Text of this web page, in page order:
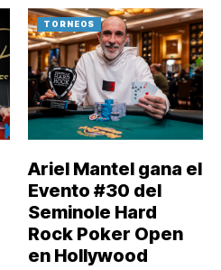
TORNEOS
Ariel Mantel gana el
Evento #30 del
Seminole Hard
Rock Poker Open
en Hollywood